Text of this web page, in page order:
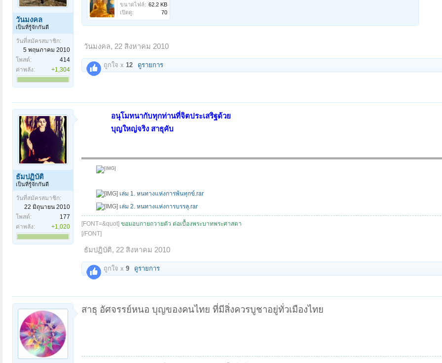
วันมงคล
เป็นที่รู้จักกันดี
วันที่สมัครสมาชิก:
5 พฤษภาคม 2010
โพสต์:
414
ค่าพลัง:
+1,304
ขนาดไฟล์: 62.2 KB
เปิดดู:
70
วันมงคล, 22 สิงหาคม 2010
ถูกใจ x 12 ดูรายการ
ธัมปฏิบัติ
เป็นที่รู้จักกันดี
วันที่สมัครสมาชิก:
22 มิถุนายน 2010
โพสต์:
177
ค่าพลัง:
+1,020
อนุโมทนากับทุกท่านที่จิตประเสริฐด้วย
บุญใหญ่จริง สาธุคับ
เล่ม 1. หนทางแห่งการพ้นทุกข์.rar
เล่ม 2. หนทางแห่งการบรรลุ.rar
[FONT=&quot] ขอมอบกายถวายตัว ต่อเบื้องพระบาทพระศาสดา
[/FONT]
ธัมปฏิบัติ, 22 สิงหาคม 2010
ถูกใจ x 9 ดูรายการ
สาธุ อัศจรรย์หนอ บุญของคนไทย ที่มีสิ่งควรบูชาอยู่ทั่วเมืองไทย